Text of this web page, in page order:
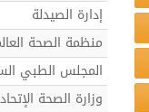
إدارة الصيدلة
منظمة الصحة
المجلس الطبي
وزارة الصحة